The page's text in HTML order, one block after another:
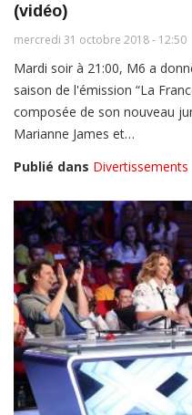
(vidéo)
mercredi 31 octobre 2018 - 12:50
Mardi soir à 21:00, M6 a
saison de l'émission “La
composée de son nouveau
Marianne James et…
Publié dans Divertissements